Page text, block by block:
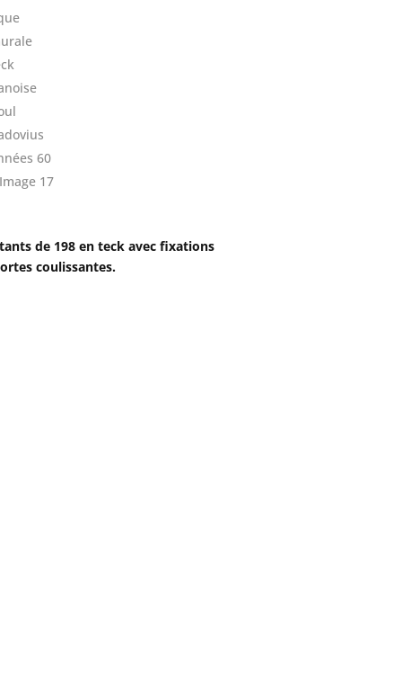
de 198 en teck avec fixations
coulissantes.